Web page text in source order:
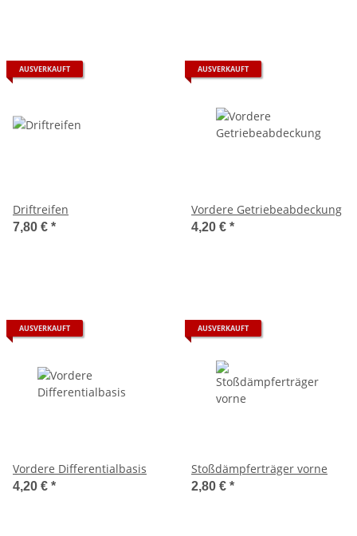
AUSVERKAUFT
Driftreifen
7,80 € *
AUSVERKAUFT
Vordere Getriebeabdeckung
4,20 € *
AUSVERKAUFT
Vordere Differentialbasis
4,20 € *
AUSVERKAUFT
Stoßdämpferträger vorne
2,80 € *